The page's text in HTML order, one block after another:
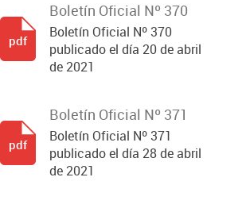
Boletín Oficial Nº 370
Boletín Oficial Nº 370
publicado el día 20 de abril
de 2021
pdf
Boletín Oficial Nº 371
Boletín Oficial Nº 371
publicado el día 28 de abril
de 2021
pdf